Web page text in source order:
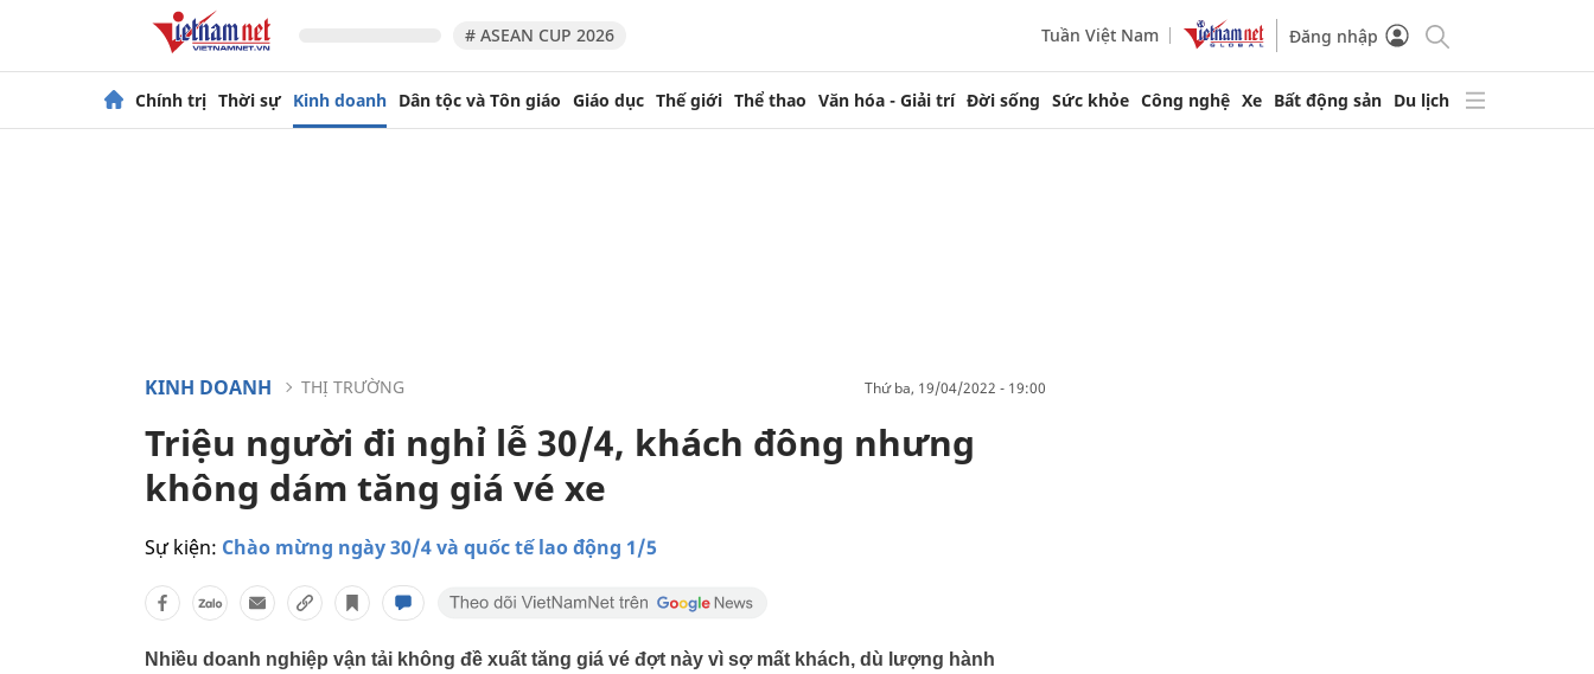
# ASEAN CUP 2026 Tuần Việt Nam Đăng nhập
Chính trị Thời sự Kinh doanh Dân tộc và Tôn giáo Giáo dục Thế giới Thể thao Văn hóa - Giải trí Đời sống Sức khỏe Công nghệ Xe Bất động sản Du lịch
KINH DOANH THỊ TRƯỜNG thứ ba, 19/04/2022 - 19:00
Triệu người đi nghỉ lễ 30/4, khách đông nhưng
không dám tăng giá vé xe
Sự kiện: Chào mừng ngày 30/4 và quốc tế lao động 1/5
Nhiều doanh nghiệp vận tải không đề xuất tăng giá vé đợt này vì sợ mất khách, dù lượng hành